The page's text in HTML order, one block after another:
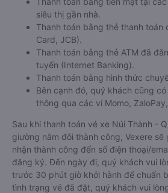
siêu thị gần nhà.
Thanh toán bằng thẻ thanh toán
Card, JCB).
Thanh toán bằng thẻ ATM đã
tuyến (Internet Banking).
Thanh toán bằng hình thức
Bên cạnh đó, quý khách cũng
thông qua các ví Momo,
Sau khi thanh toán vé xe Núi Thành -
giường nằm đôi thành công, Vexere sẽ
nhận thành công đến số điện thoại/
đăng ký. Đến ngày đi, quý khách vui
trước 30 phút giờ khởi hành để chuẩn
tình trạng vé đã đặt, quý khách vui